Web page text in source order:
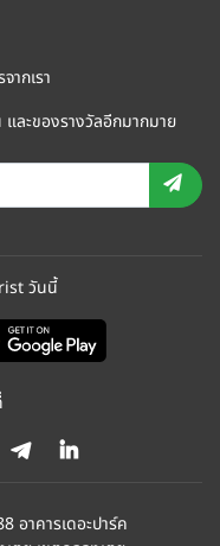
ากเรา
และของรางวัลอีกมากมาย
วันนี้
อาคารเดอะปาร์ค